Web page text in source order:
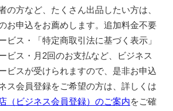
の方など、たくさん出品したい方は、
お申込をお薦めします。追加料金不要
ビス・「特定商取引法に基づく表示」
ビス・月2回のお支払など、ビジネス
ビスが受けられますので、是非お申込
ス会員登録をご希望の方は、詳しくは
（ビジネス会員登録）のご案内をご確